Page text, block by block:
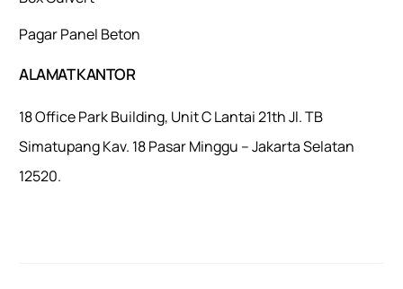
Pagar Panel Beton
ALAMAT KANTOR
18 Office Park Building, Unit C Lantai 21th Jl. TB
Simatupang Kav. 18 Pasar Minggu – Jakarta Selatan
12520.